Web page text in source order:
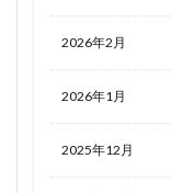
2026年2月
2026年1月
2025年12月